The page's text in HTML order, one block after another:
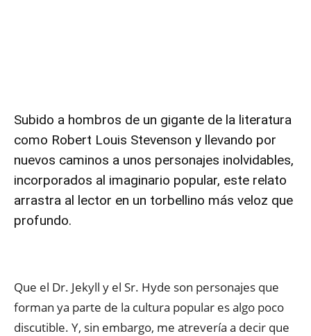
Subido a hombros de un gigante de la literatura
como Robert Louis Stevenson y llevando por
nuevos caminos a unos personajes inolvidables,
incorporados al imaginario popular, este relato
arrastra al lector en un torbellino más veloz que
profundo.
Que el Dr. Jekyll y el Sr. Hyde son personajes que
forman ya parte de la cultura popular es algo poco
discutible. Y, sin embargo, me atrevería a decir que